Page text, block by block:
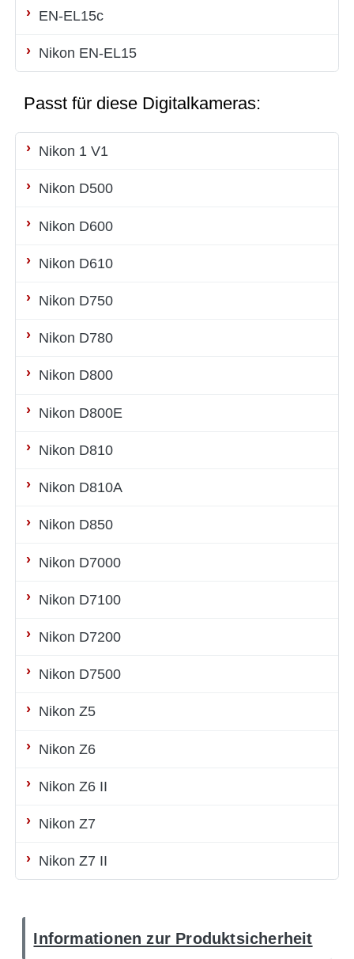
EN-EL15c
Nikon EN-EL15
Passt für diese Digitalkameras:
Nikon 1 V1
Nikon D500
Nikon D600
Nikon D610
Nikon D750
Nikon D780
Nikon D800
Nikon D800E
Nikon D810
Nikon D810A
Nikon D850
Nikon D7000
Nikon D7100
Nikon D7200
Nikon D7500
Nikon Z5
Nikon Z6
Nikon Z6 II
Nikon Z7
Nikon Z7 II
Informationen zur Produktsicherheit